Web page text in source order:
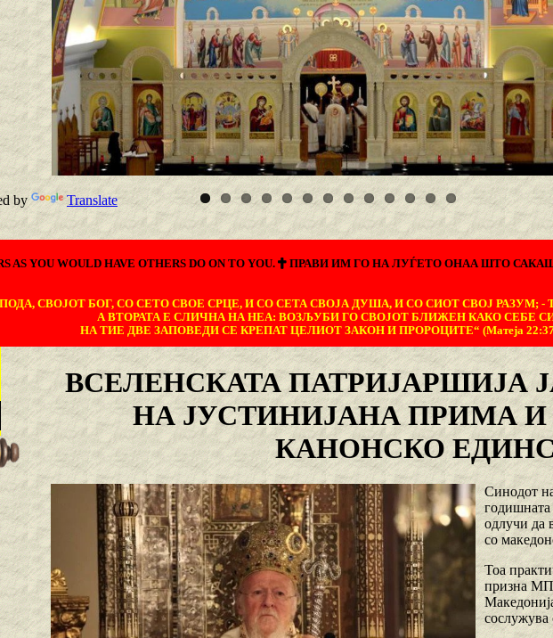
by Translate
AS YOU WOULD HAVE OTHERS DO ON TO YOU. ПРАВИ ИМ ГО НА ЛУЃЕТО ОНАА ШТО
СВОЈОТ БОГ, СО СЕТО СВОЕ СРЦЕ, И СО СЕТА СВОЈА ДУША, И СО СИОТ СВОЈ РАЗУМ; -
А ВТОРАТА Е СЛИЧНА НА НЕА: ВОЗЉУБИ ГО СВОЈОТ БЛИЖЕН КАКО СЕБЕ
НА ТИЕ ДВЕ ЗАПОВЕДИ СЕ КРЕПАТ ЦЕЛИОТ ЗАКОН И ПРОРОЦИТЕ“ (Матеја
ВСЕЛЕНСКАТА ПАТРИЈАРШИЈА
НА ЈУСТИНИЈАНА ПРИМА
КАНОНСКО
Синодот
одлучи да
со
Тоа
призна
сослужува